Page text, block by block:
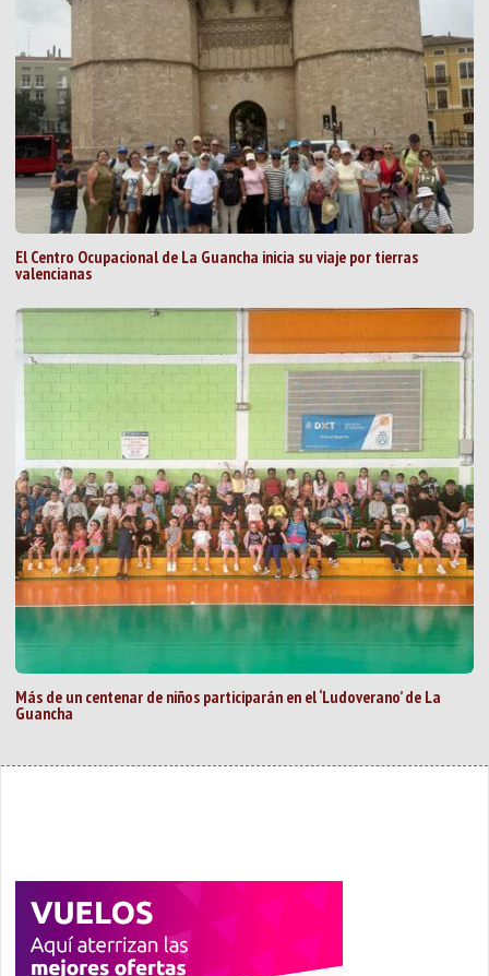
El Centro Ocupacional de La Guancha inicia su viaje por tierras
valencianas
Más de un centenar de niños participarán en el ‘Ludoverano’ de La
Guancha